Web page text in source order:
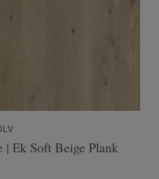
| Ek Soft Beige Plank